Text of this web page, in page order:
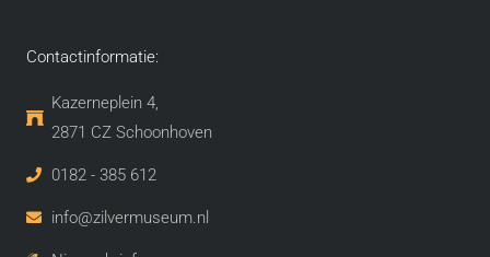
Contactinformatie:
Kazerneplein 4,
2871 CZ Schoonhoven​
0182 - 385 612
info@zilvermuseum.nl